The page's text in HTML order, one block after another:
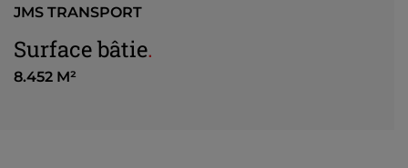
JMS TRANSPORT
Surface bâtie.
8.452 M²